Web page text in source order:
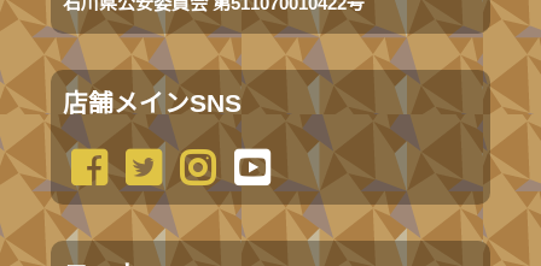
店舗メインSNS